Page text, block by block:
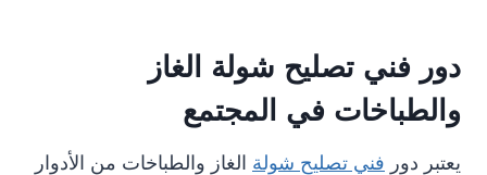
دور فني تصليح شولة الغاز
والطباخات في المجتمع
يعتبر دور فني تصليح شولة الغاز والطباخات من الأدوار